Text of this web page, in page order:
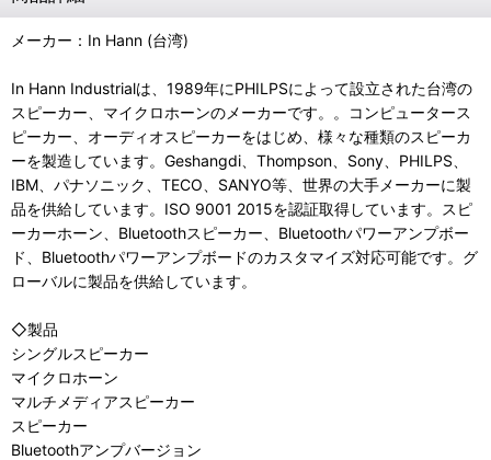
メーカー：In Hann (台湾)
In Hann Industrialは、1989年にPHILPSによって設立された台湾の
スピーカー、マイクロホーンのメーカーです。。コンピュータース
ピーカー、オーディオスピーカーをはじめ、様々な種類のスピーカ
ーを製造しています。Geshangdi、Thompson、Sony、PHILPS、
IBM、パナソニック、TECO、SANYO等、世界の大手メーカーに製
品を供給しています。ISO 9001 2015を認証取得しています。スピ
ーカーホーン、Bluetoothスピーカー、Bluetoothパワーアンプボー
ド、Bluetoothパワーアンプボードのカスタマイズ対応可能です。グ
ローバルに製品を供給しています。
◇製品
シングルスピーカー
マイクロホーン
マルチメディアスピーカー
スピーカー
Bluetoothアンプバージョン